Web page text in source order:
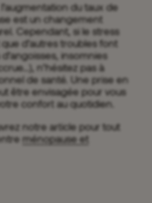
du taux de
est un changement
Cependant, si le stress
d’autres troubles font
insomnies
n’hésitez pas à
de santé. Une prise en
être envisagée pour vous
confort au quotidien.
notre article pour tout
ménopause et